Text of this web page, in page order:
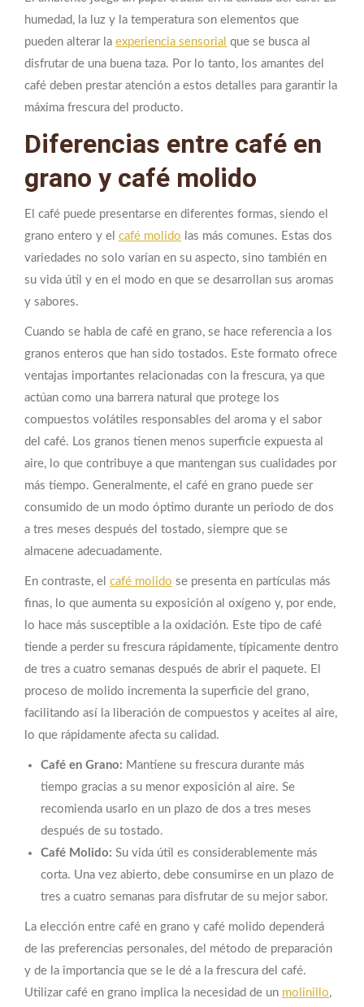
humedad, la luz y la temperatura son elementos que
pueden alterar la experiencia sensorial que se busca al
disfrutar de una buena taza. Por lo tanto, los amantes del
café deben prestar atención a estos detalles para garantir la
máxima frescura del producto.
Diferencias entre café en
grano y café molido
El café puede presentarse en diferentes formas, siendo el
grano entero y el café molido las más comunes. Estas dos
variedades no solo varían en su aspecto, sino también en
su vida útil y en el modo en que se desarrollan sus aromas
y sabores.
Cuando se habla de café en grano, se hace referencia a los
granos enteros que han sido tostados. Este formato ofrece
ventajas importantes relacionadas con la frescura, ya que
actúan como una barrera natural que protege los
compuestos volátiles responsables del aroma y el sabor
del café. Los granos tienen menos superficie expuesta al
aire, lo que contribuye a que mantengan sus cualidades por
más tiempo. Generalmente, el café en grano puede ser
consumido de un modo óptimo durante un periodo de dos
a tres meses después del tostado, siempre que se
almacene adecuadamente.
En contraste, el café molido se presenta en partículas más
finas, lo que aumenta su exposición al oxígeno y, por ende,
lo hace más susceptible a la oxidación. Este tipo de café
tiende a perder su frescura rápidamente, típicamente dentro
de tres a cuatro semanas después de abrir el paquete. El
proceso de molido incrementa la superficie del grano,
facilitando así la liberación de compuestos y aceites al aire,
lo que rápidamente afecta su calidad.
Café en Grano: Mantiene su frescura durante más
tiempo gracias a su menor exposición al aire. Se
recomienda usarlo en un plazo de dos a tres meses
después de su tostado.
Café Molido: Su vida útil es considerablemente más
corta. Una vez abierto, debe consumirse en un plazo de
tres a cuatro semanas para disfrutar de su mejor sabor.
La elección entre café en grano y café molido dependerá
de las preferencias personales, del método de preparación
y de la importancia que se le dé a la frescura del café.
Utilizar café en grano implica la necesidad de un molinillo,